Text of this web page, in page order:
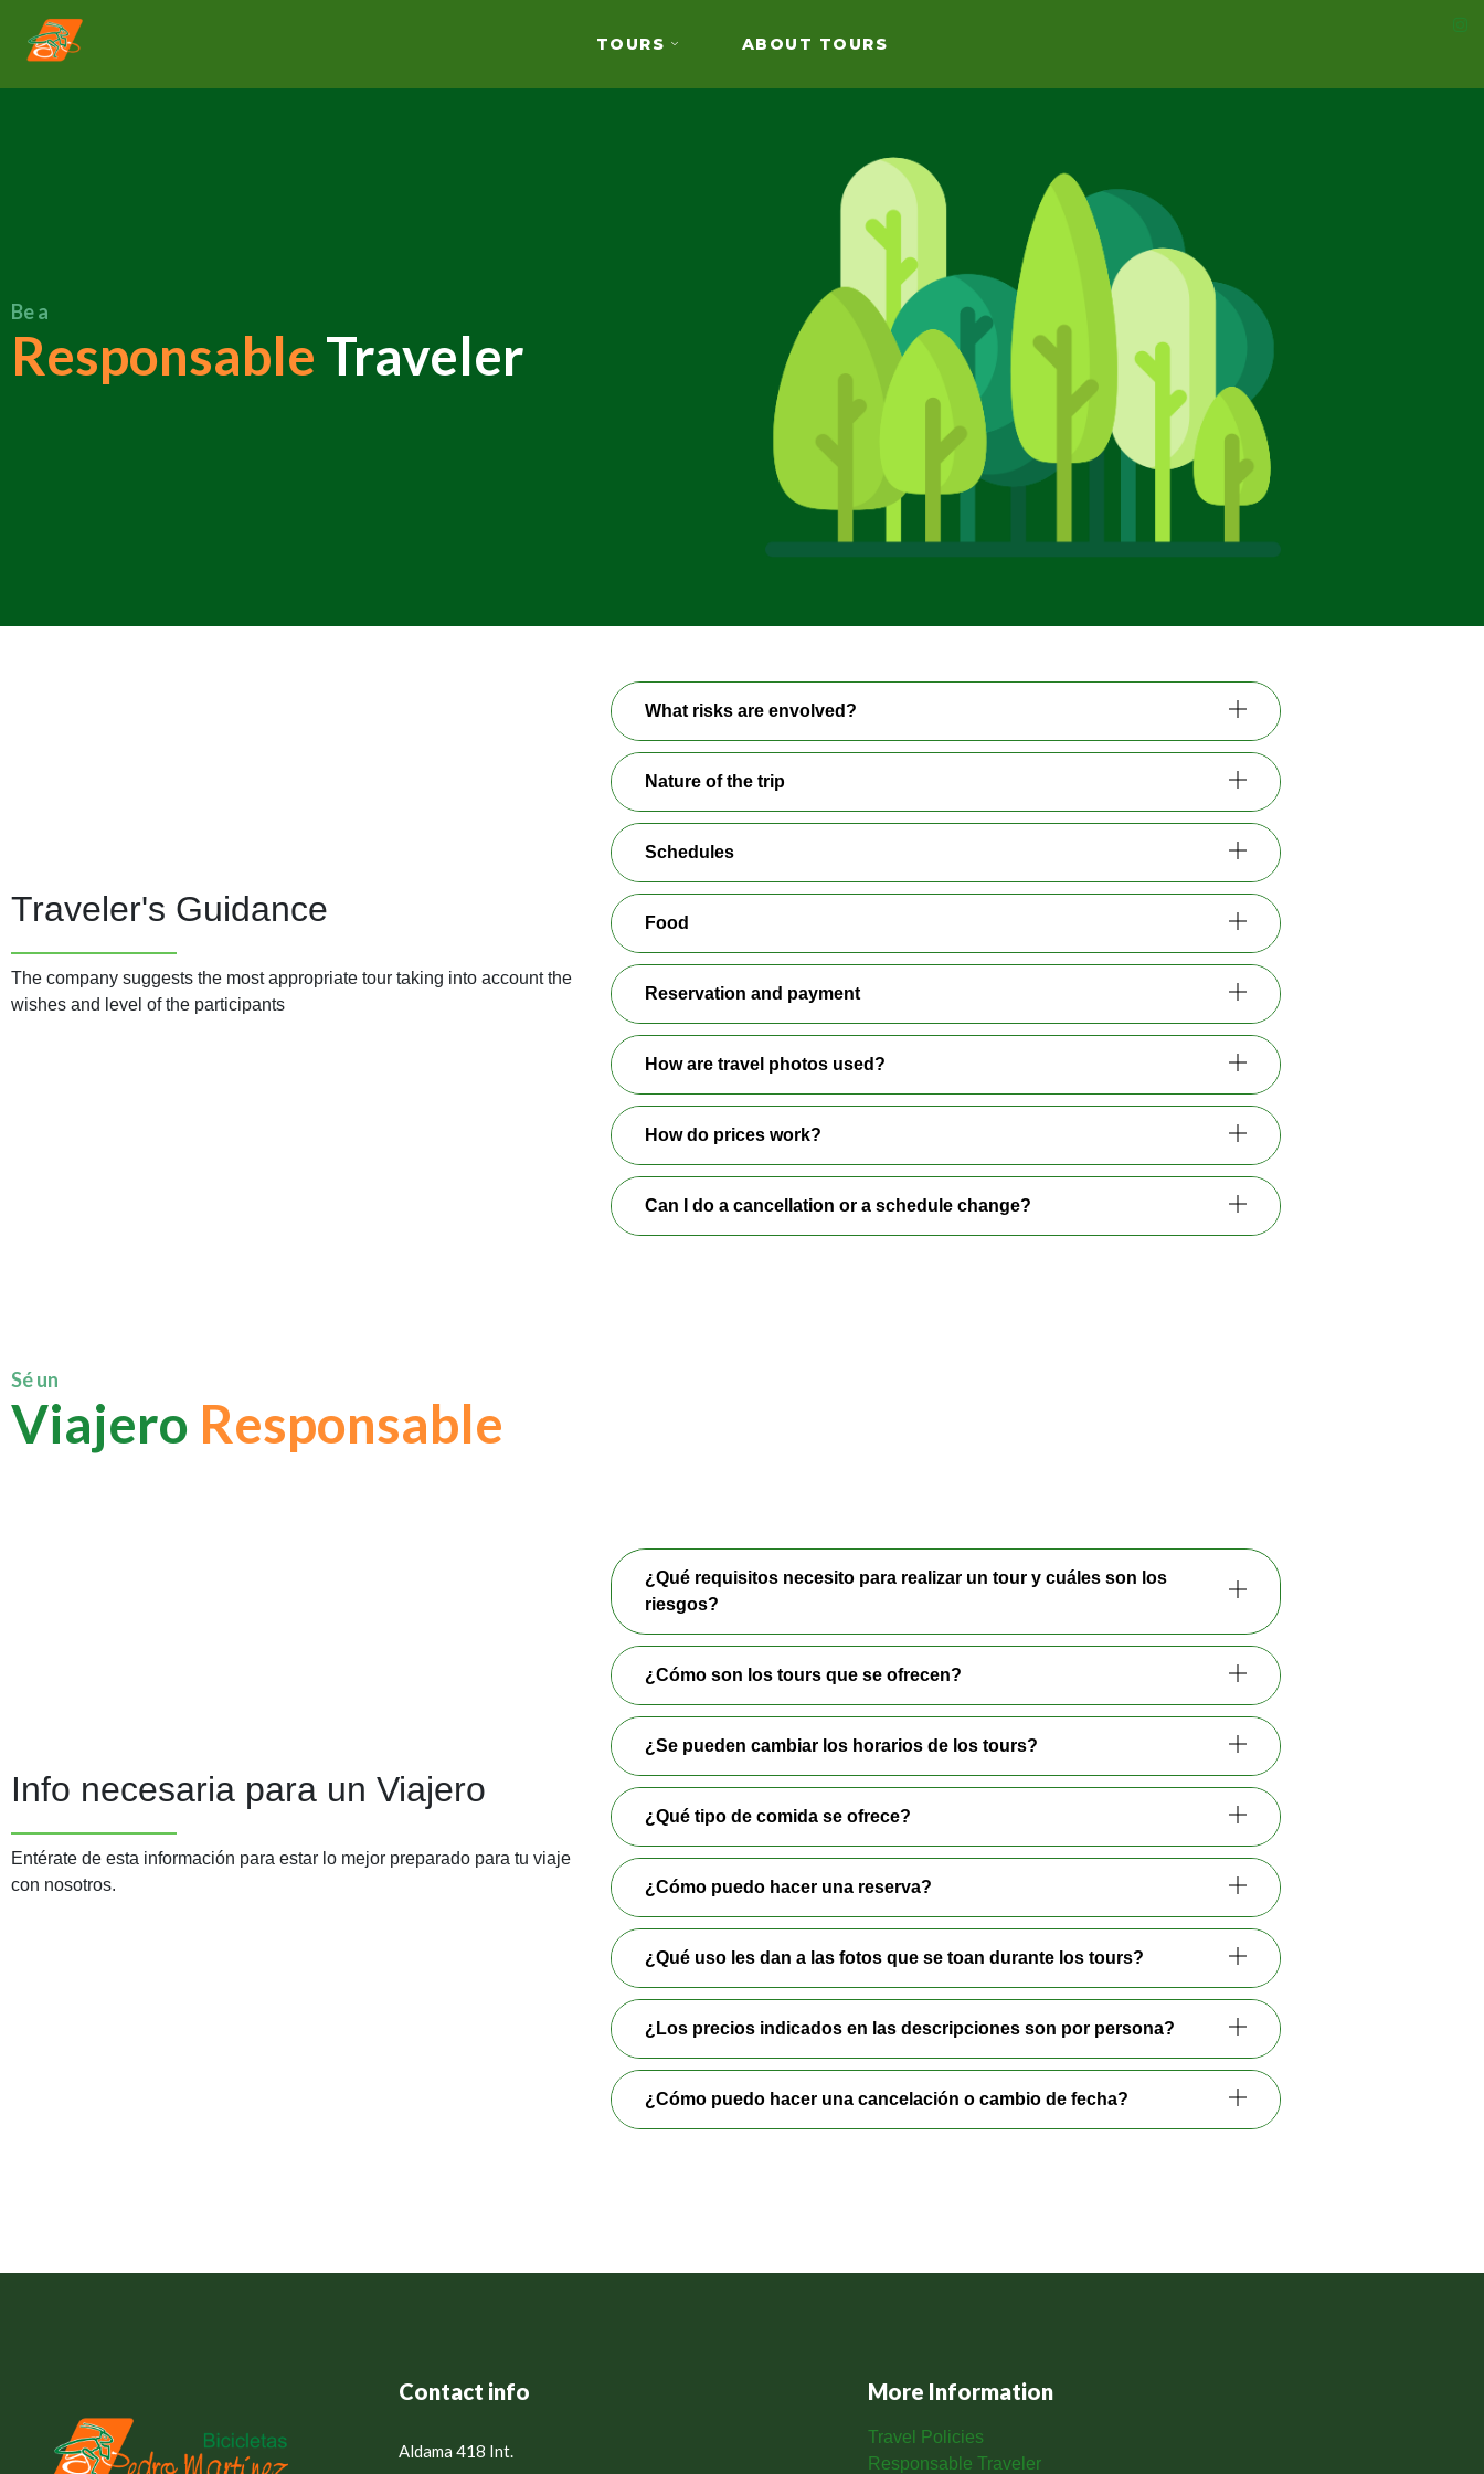
TOURS ABOUT TOURS
Be a
Responsable Traveler
Traveler's Guidance
The company suggests the most appropriate tour taking into account the
wishes and level of the participants
What risks are envolved?
Nature of the trip
Schedules
Food
Reservation and payment
How are travel photos used?
How do prices work?
Can I do a cancellation or a schedule change?
Sé un
Viajero Responsable
Info necesaria para un Viajero
Entérate de esta información para estar lo mejor preparado para tu viaje
con nosotros.
¿Qué requisitos necesito para realizar un tour y cuáles son los
riesgos?
¿Cómo son los tours que se ofrecen?
¿Se pueden cambiar los horarios de los tours?
¿Qué tipo de comida se ofrece?
¿Cómo puedo hacer una reserva?
¿Qué uso les dan a las fotos que se toan durante los tours?
¿Los precios indicados en las descripciones son por persona?
¿Cómo puedo hacer una cancelación o cambio de fecha?
Contact info
Aldama 418 Int.
More Information
Travel Policies
Responsable Traveler